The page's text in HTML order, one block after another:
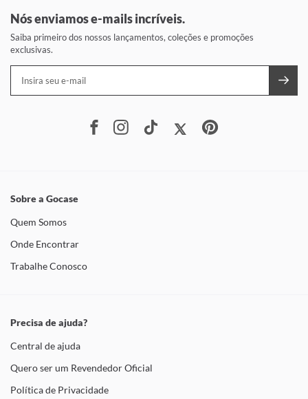
Nós enviamos e-mails incríveis.
Saiba primeiro dos nossos lançamentos, coleções e promoções
exclusivas.
Sobre a Gocase
Quem Somos
Onde Encontrar
Trabalhe Conosco
Precisa de ajuda?
Central de ajuda
Quero ser um Revendedor Oficial
Política de Privacidade